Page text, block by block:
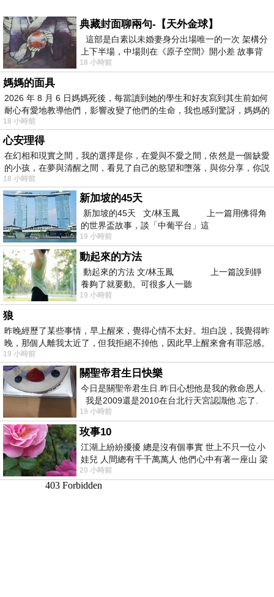
典藏封面聊兩句-【天外金球】
這部是白素以未婚妻身分出場唯一的一次 架構分
上下半場，中場則在《原子空間》開小差 故事背
景影射西藏境外流亡 地下組織
18 小時前
媽媽的面具
2026 年 8 月 6 日媽媽死後，每當讀到她的學生和好友寫到其生前如何
耐心有愛地教導他們，影響改變了他們的生命，我也感到驚訝，媽媽的
18 小時前
心安理得
在幻相和現實之間，我的選擇是你，在愛與不愛之間，依然是一個缺愛
的小孩，在夢與清醒之間，看見了自己的慾望和墮落，與你分享，你説
18 小時前
新加坡的45天
新加坡的45天 文/林玉鳳 上一篇用佛得角
的世界盃故事，談「中葡平台」這
19 小時前
動起來的方法
動起來的方法 文/林玉鳳 上一篇說到靜
養夠了就要動。可很多人一聽
19 小時前
狼
昨晚經歷了某些事情，早上醒來，覺得心情不太好。坦白說，我覺得昨
晚，那個人離我太近了，但我拒絕不掉他，因此早上醒來會有罪惡感。
19 小時前
關聖帝君生日快樂
今日是關聖帝君生日.昨日心想他是我的救命恩人.
我是2009還是2010在台北行天宮認識他.忘了.
一個奇摩交友的網友學
19 小時前
玫事10
江湖上紛紛擾擾 總是沒有個事實 世上不只一位小
娃兒 人間總有千千萬萬人 他們心中有著一座山 梁
山佛山泰華衡恆嵩 一山之高
20 小時前